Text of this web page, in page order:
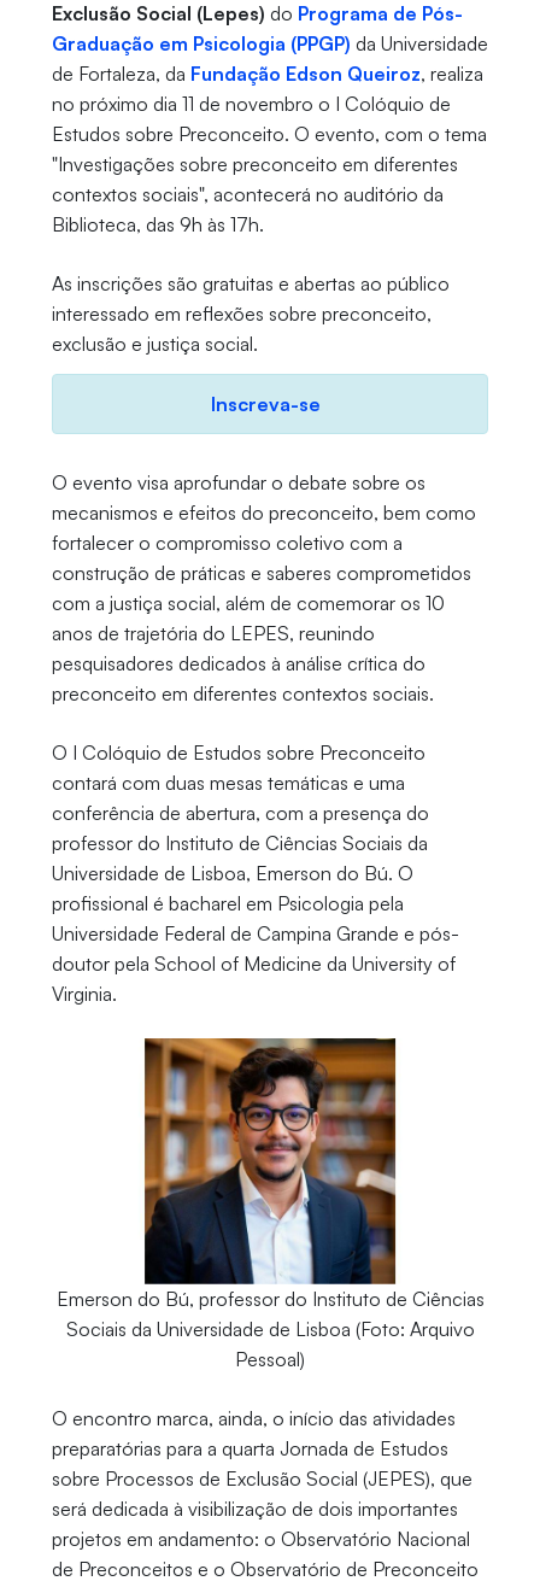
Exclusão Social (Lepes) do Programa de Pós-
Graduação em Psicologia (PPGP) da Universidade
de Fortaleza, da Fundação Edson Queiroz, realiza
no próximo dia 11 de novembro o I Colóquio de
Estudos sobre Preconceito. O evento, com o tema
"Investigações sobre preconceito em diferentes
contextos sociais", acontecerá no auditório da
Biblioteca, das 9h às 17h.
As inscrições são gratuitas e abertas ao público
interessado em reflexões sobre preconceito,
exclusão e justiça social.
Inscreva-se
O evento visa aprofundar o debate sobre os
mecanismos e efeitos do preconceito, bem como
fortalecer o compromisso coletivo com a
construção de práticas e saberes comprometidos
com a justiça social, além de comemorar os 10
anos de trajetória do LEPES, reunindo
pesquisadores dedicados à análise crítica do
preconceito em diferentes contextos sociais.
O I Colóquio de Estudos sobre Preconceito
contará com duas mesas temáticas e uma
conferência de abertura, com a presença do
professor do Instituto de Ciências Sociais da
Universidade de Lisboa, Emerson do Bú. O
profissional é bacharel em Psicologia pela
Universidade Federal de Campina Grande e pós-
doutor pela School of Medicine da University of
Virginia.
Emerson do Bú, professor do Instituto de Ciências
Sociais da Universidade de Lisboa (Foto: Arquivo
Pessoal)
O encontro marca, ainda, o início das atividades
preparatórias para a quarta Jornada de Estudos
sobre Processos de Exclusão Social (JEPES), que
será dedicada à visibilização de dois importantes
projetos em andamento: o Observatório Nacional
de Preconceitos e o Observatório de Preconceito